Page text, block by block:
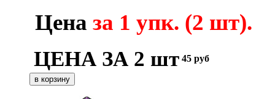
Цена за 1 упк. (2 шт).
ЦЕНА ЗА 2 шт 45 руб